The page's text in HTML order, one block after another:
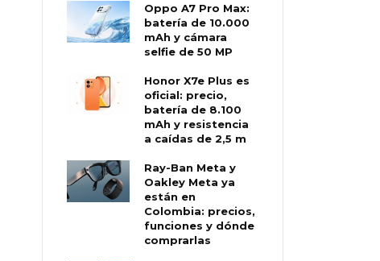
Oppo A7 Pro Max:
batería de 10.000
mAh y cámara
selfie de 50 MP
Honor X7e Plus es
oficial: precio,
batería de 8.100
mAh y resistencia
a caídas de 2,5 m
Ray-Ban Meta y
Oakley Meta ya
están en
Colombia: precios,
funciones y dónde
comprarlas